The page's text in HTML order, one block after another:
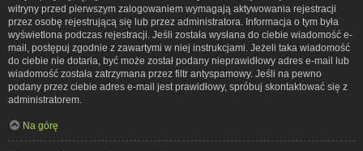
witryny przed pierwszym zalogowaniem wymagają aktywowania rejestracji
przez osobę rejestrującą się lub przez administratora. Informacja o tym była
wyświetlona podczas rejestracji. Jeśli została wysłana do ciebie wiadomość e-
mail, postępuj zgodnie z zawartymi w niej instrukcjami. Jeżeli taka wiadomość
do ciebie nie dotarła, być może został podany nieprawidłowy adres e-mail lub
wiadomość została zatrzymana przez filtr antyspamowy. Jeśli na pewno
podany przez ciebie adres e-mail jest prawidłowy, spróbuj skontaktować się z
administratorem.
Na górę